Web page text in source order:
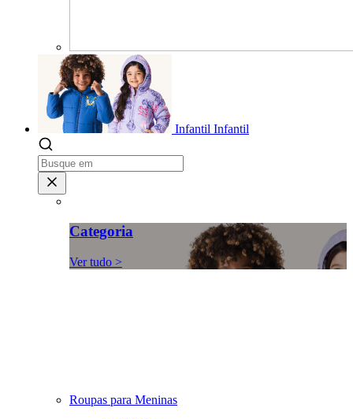
Infantil Infantil
Categoria
Ver tudo >
Roupas para Meninas